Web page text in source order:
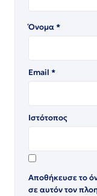
Όνομα*
Email *
Ιστότοπος
Αποθήκευσε το
σε αυτόν τον